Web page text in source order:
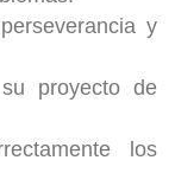
y
proyecto de
los